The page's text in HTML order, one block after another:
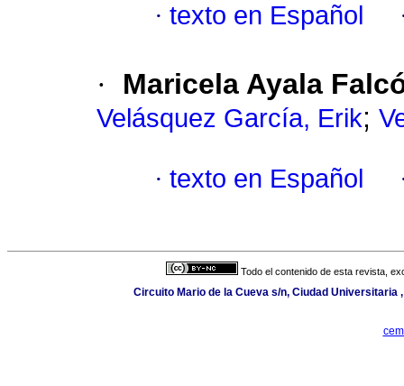
· texto en Español
· Maricela Ayala
Velásquez García, Erik;
· texto en Español
Todo el contenido de esta revista,
Circuito Mario de la Cueva s/n, Ciudad Universitaria